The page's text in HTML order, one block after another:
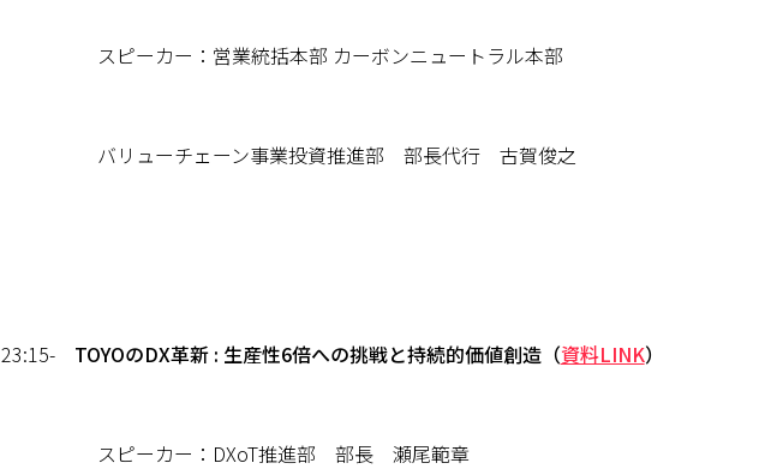
スピーカー：営業統括本部 カーボンニュートラル本部
バリューチェーン事業投資推進部 部長代行 古賀俊之
23:15- TOYOのDX革新 : 生産性6倍への挑戦と持続的価値創造（資料LINK）
スピーカー：DXoT推進部 部長 瀬尾範章